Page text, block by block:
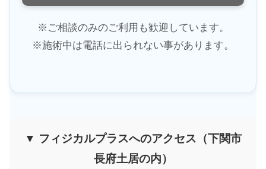
※ご相談のみのご利用も歓迎しています。
▼ フィジカルプラスへのアクセス（下関市
長府土居の内）